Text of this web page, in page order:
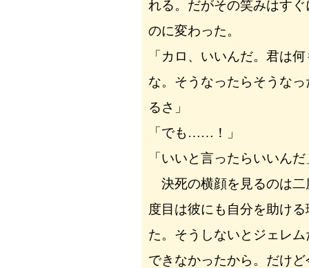
れる。だがその笑みはす
のに変わった。
「カロ、いいんだ。君は
な。そうなったらそうな
るさ」
「でも……！」
「いいと言ったらいいんだ
決死の横顔を見るのは二
度目は彼にも自分を助け
た。そうしないとジェレ
できなかったから。だけど